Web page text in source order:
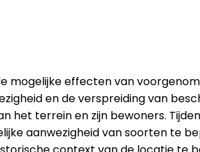
mogelijke effecten van
en de verspreiding van
het terrein en zijn bewoners.
aanwezigheid van soorten te